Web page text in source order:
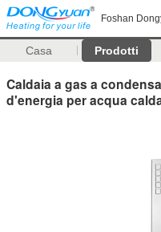
Foshan
Casa Prodotti
Caldaia a gas a
d'energia per acqua